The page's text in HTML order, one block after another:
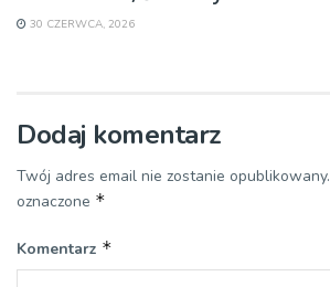
30 CZERWCA, 2026
Dodaj komentarz
Twój adres email nie zostanie opublikowany.
oznaczone *
Komentarz *